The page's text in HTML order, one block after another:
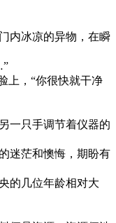
内冰凉的异物，在瞬
上，“你很快就干净
一只手调节着仪器的
迷茫和懊悔，期盼有
的几位年龄相对大